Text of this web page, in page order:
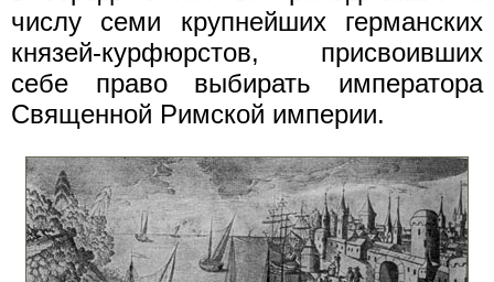
числу семи крупнейших германских
князей-курфюрстов, присвоивших
себе право выбирать императора
Священной Римской империи.